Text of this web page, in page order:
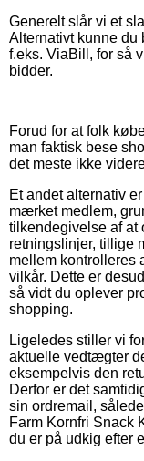
Generelt slår vi et
Alternativt kunne du
f.eks. ViaBill, for så
bidder.
Forud for at folk
man faktisk bese
det meste ikke
Et andet alternativ
mærket medlem,
tilkendegivelse af at
retningslinjer, tillige
mellem kontrolleres
vilkår. Dette er
så vidt du oplever
shopping.
Ligeledes stiller vi
aktuelle vedtægter
eksempelvis den
Derfor er det
sin ordremail,
Farm Kornfri Snack
du er på udkig efter